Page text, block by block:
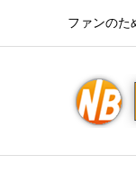
ファンのた